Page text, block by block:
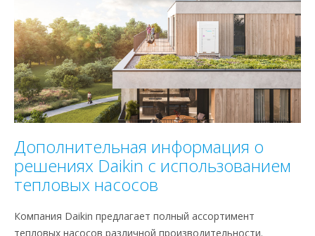
Дополнительная информация о
решениях Daikin с использованием
тепловых насосов
Компания Daikin предлагает полный ассортимент
тепловых насосов различной производительности.